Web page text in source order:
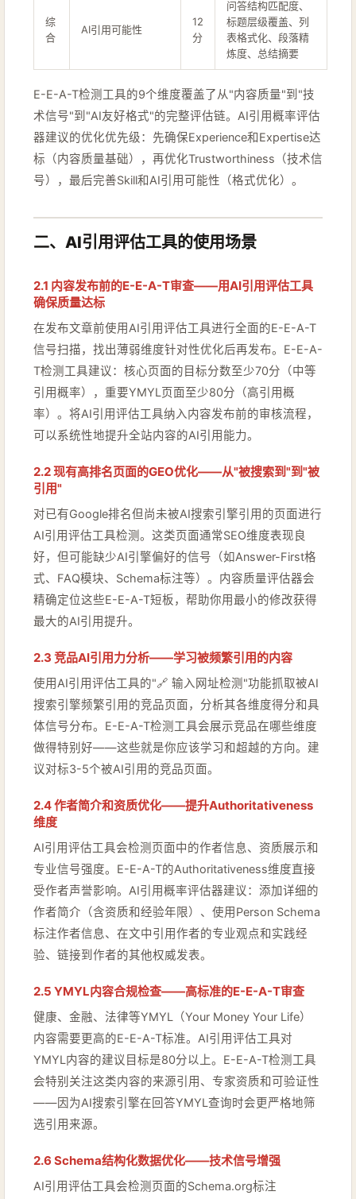
综
合
AI引用可能性
12
分
问答结构匹配度、
标题层级覆盖、列
表格式化、段落精
炼度、总结摘要
E-E-A-T检测工具的9个维度覆盖了从"内容质量"到"技
术信号"到"AI友好格式"的完整评估链。AI引用概率评估
器建议的优化优先级：先确保Experience和Expertise达
标（内容质量基础），再优化Trustworthiness（技术信
号），最后完善Skill和AI引用可能性（格式优化）。
二、AI引用评估工具的使用场景
2.1 内容发布前的E-E-A-T审查——用AI引用评估工具
确保质量达标
在发布文章前使用AI引用评估工具进行全面的E-E-A-T
信号扫描，找出薄弱维度针对性优化后再发布。E-E-A-
T检测工具建议：核心页面的目标分数至少70分（中等
引用概率），重要YMYL页面至少80分（高引用概
率）。将AI引用评估工具纳入内容发布前的审核流程，
可以系统性地提升全站内容的AI引用能力。
2.2 现有高排名页面的GEO优化——从"被搜索到"到"被
引用"
对已有Google排名但尚未被AI搜索引擎引用的页面进行
AI引用评估工具检测。这类页面通常SEO维度表现良
好，但可能缺少AI引擎偏好的信号（如Answer-First格
式、FAQ模块、Schema标注等）。内容质量评估器会
精确定位这些E-E-A-T短板，帮助你用最小的修改获得
最大的AI引用提升。
2.3 竞品AI引用力分析——学习被频繁引用的内容
使用AI引用评估工具的"🔗 输入网址检测"功能抓取被AI
搜索引擎频繁引用的竞品页面，分析其各维度得分和具
体信号分布。E-E-A-T检测工具会展示竞品在哪些维度
做得特别好——这些就是你应该学习和超越的方向。建
议对标3-5个被AI引用的竞品页面。
2.4 作者简介和资质优化——提升Authoritativeness
维度
AI引用评估工具会检测页面中的作者信息、资质展示和
专业信号强度。E-E-A-T的Authoritativeness维度直接
受作者声誉影响。AI引用概率评估器建议：添加详细的
作者简介（含资质和经验年限）、使用Person Schema
标注作者信息、在文中引用作者的专业观点和实践经
验、链接到作者的其他权威发表。
2.5 YMYL内容合规检查——高标准的E-E-A-T审查
健康、金融、法律等YMYL（Your Money Your Life）
内容需要更高的E-E-A-T标准。AI引用评估工具对
YMYL内容的建议目标是80分以上。E-E-A-T检测工具
会特别关注这类内容的来源引用、专家资质和可验证性
——因为AI搜索引擎在回答YMYL查询时会更严格地筛
选引用来源。
2.6 Schema结构化数据优化——技术信号增强
AI引用评估工具会检测页面的Schema.org标注